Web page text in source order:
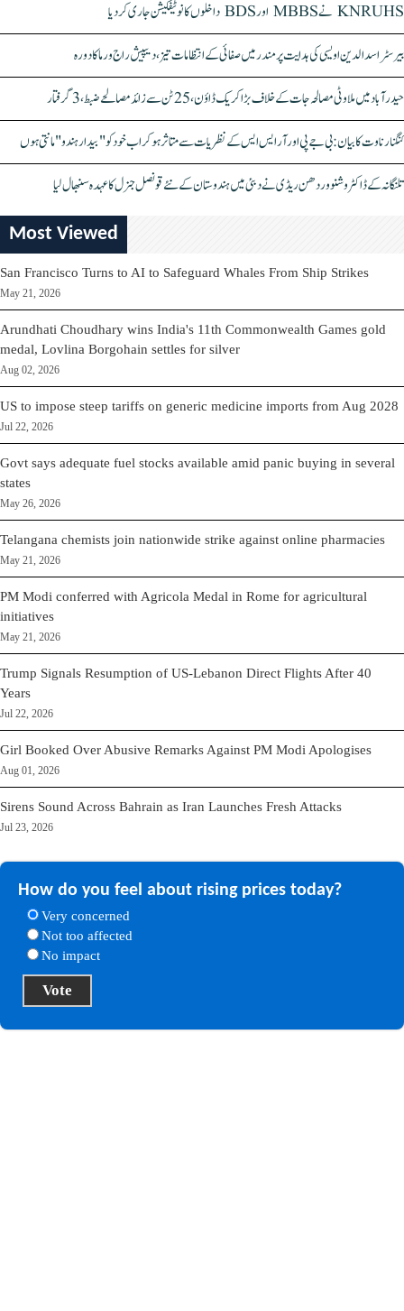
KNRUHS نے MBBS اور BDS داخلوں کا نوٹیفکیشن جاری کر دیا
بیرسٹر اسدالدین اویسی کی ہدایت پر مندر میں صفائی کے انتظامات تیز، دیپیش راج ورما کا دورہ
حیدرآباد میں ملاوٹی مصالحہ جات کے خلاف بڑا کریک ڈاؤن، 25 ٹن سے زائد مصالحے ضبط، 3 گرفتار
کنگنا رناوت کا بیان: بی جے پی اور آر ایس ایس کے نظریات سے متاثر ہو کر اب خود کو "بیدار ہندو" مانتی ہوں
تلنگانہ کے ڈاکٹر وشنو وردھن ریڈی نے دبئی میں ہندوستان کے نئے قونصل جنرل کا عہدہ سنبھال لیا
Most Viewed
San Francisco Turns to AI to Safeguard Whales From Ship Strikes
May 21, 2026
Arundhati Choudhary wins India's 11th Commonwealth Games gold
medal, Lovlina Borgohain settles for silver
Aug 02, 2026
US to impose steep tariffs on generic medicine imports from Aug 2028
Jul 22, 2026
Govt says adequate fuel stocks available amid panic buying in several
states
May 26, 2026
Telangana chemists join nationwide strike against online pharmacies
May 21, 2026
PM Modi conferred with Agricola Medal in Rome for agricultural
initiatives
May 21, 2026
Trump Signals Resumption of US-Lebanon Direct Flights After 40
Years
Jul 22, 2026
Girl Booked Over Abusive Remarks Against PM Modi Apologises
Aug 01, 2026
Sirens Sound Across Bahrain as Iran Launches Fresh Attacks
Jul 23, 2026
How do you feel about rising prices today?
Very concerned
Not too affected
No impact